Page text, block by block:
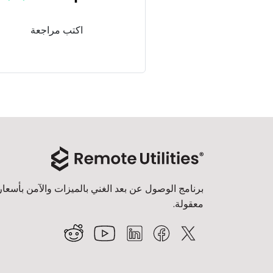
اكتب مراجعة
برنامج الوصول عن بعد الغني بالميزات والآمن
معقولة.